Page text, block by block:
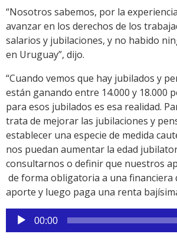
“Nosotros sabemos, por la
avanzar en los derechos de los
salarios y jubilaciones, y no habido
en Uruguay”, dijo.
“Cuando vemos que hay jubilados y
están ganando entre 14.000 y 18.000
para esos jubilados es esa realidad.
trata de mejorar las jubilaciones y
establecer una especie de medida
nos puedan aumentar la edad
consultarnos o definir que nuestros
de forma obligatoria a una financiera
aporte y luego paga una renta
Reproductor
de
00:00